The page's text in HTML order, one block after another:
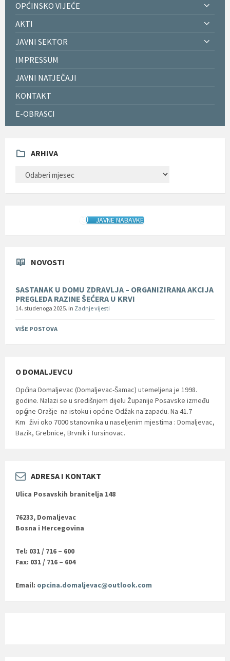
OPĆINSKO VIJEĆE
AKTI
JAVNI SEKTOR
IMPRESSUM
JAVNI NATJEČAJI
KONTAKT
E-OBRASCI
ARHIVA
JAVNE NABAVKE
NOVOSTI
SASTANAK U DOMU ZDRAVLJA – ORGANIZIRANA AKCIJA
PREGLEDA RAZINE ŠEĆERA U KRVI
14. studenoga 2025. in Zadnje vijesti
VIŠE POSTOVA
O DOMALJEVCU
Općina Domaljevac (Domaljevac-Šamac) utemeljena je 1998.
godine. Nalazi se u središnjem dijelu Županije Posavske između
općine Orašje na istoku i općine Odžak na zapadu. Na 41.7
Km
2
živi oko 7000 stanovnika u naseljenim mjestima : Domaljevac,
Bazik, Grebnice, Brvnik i Tursinovac.
ADRESA I KONTAKT
Ulica Posavskih branitelja 148
76233, Domaljevac
Bosna i Hercegovina
Tel: 031 / 716 – 600
Fax: 031 / 716 – 604
Email: opcina.domaljevac@outlook.com